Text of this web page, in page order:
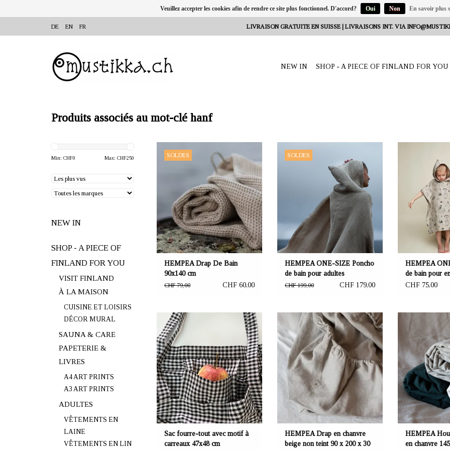
DE EN FR LIVRAISON GRATUITE EN SUISSE | LIVRAISONS INT. VIA
NEW IN SHOP - A PIECE OF FINLAND FOR YOU
Produits associés au mot-clé hanf
Min: CHF0 Max: CHF250
NEW IN
SHOP - A PIECE OF
FINLAND FOR YOU
VISIT FINLAND
À LA MAISON
CUISINE ET LOISIRS
DÉCOR MURAL
SAUNA & CARE
PAPETERIE &
LIVRES
A4 ART PRINTS
A3 ART PRINTS
ADULTES
VÊTEMENTS EN
LAINE
VÊTEMENTS EN LIN
SOLDESFrauenfeld, Suisse
Drap de bain doux et généreux en tissu
100% chanvre avec une structure
gaufrée.
HEMPEA Drap De Bain
90x140 cm
CHF 79,00 CHF 60,00
SOLDESFrauenfeld, Suisse
ONE SIZE Poncho de bain beige pour
adultes. Largeur 140, longueur 100 cm.
Fabriquée en tissu gaufré 100%
chanvre.
HEMPEA ONE-SIZE Poncho
de bain pour adultes
CHF 199,00 CHF 179,00
ONE-SIZE
en chanvre
enfants de 2 à
antimicrobien
absorbant
HEMPEA
de bain pour
forest" 70x65
CHF 75,00
OFFRANT: mustikka.ch Reeta Nagel,
Sac fourre-tout 47x48 cm en tissu de
coton à carreaux classique. Poignées
longues. Pochette intérieure. Conçu et
fabriqué par un jeune artisan local.
Sac fourre-tout avec motif à
carreaux 47x48 cm
OFFRANT: mustikka.ch Reeta Nagel,
Frauenfeld, Suisse
Drap de lit en chanvre beige pour lit
simple 90 x 200 x 30 cm en tissu 100%
chanvre lisse et légèrement plus léger.
HEMPEA Drap en chanvre
beige non teint 90 x 200 x 30
OFFRANT:
Housse de
210 cm.
dune naturelle et
Ivalo en Finlande
chanvre
HEMPEA
en chanvre
Veuillez accepter les cookies afin de rendre ce site plus fonctionnel. D'accord? Oui Non En savoir plus